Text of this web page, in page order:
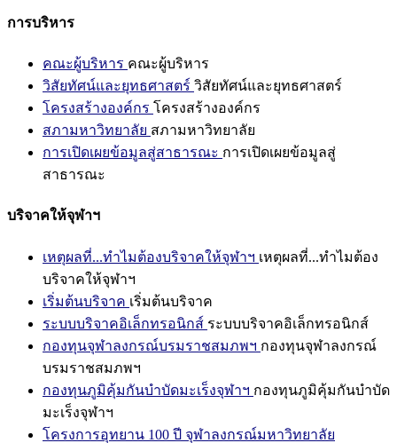
การบริหาร
คณะผู้บริหาร คณะผู้บริหาร
วิสัยทัศน์และยุทธศาสตร์ วิสัยทัศน์และยุทธศาสตร์
โครงสร้างองค์กร โครงสร้างองค์กร
สภามหาวิทยาลัย สภามหาวิทยาลัย
การเปิดเผยข้อมูลสู่สาธารณะ การเปิดเผยข้อมูลสู่
สาธารณะ
บริจาคให้จุฬาฯ
เหตุผลที่...ทำไมต้องบริจาคให้จุฬาฯ เหตุผลที่...ทำไมต้อง
บริจาคให้จุฬาฯ
เริ่มต้นบริจาค เริ่มต้นบริจาค
ระบบบริจาคอิเล็กทรอนิกส์ ระบบบริจาคอิเล็กทรอนิกส์
กองทุนจุฬาลงกรณ์บรมราชสมภพฯ กองทุนจุฬาลงกรณ์
บรมราชสมภพฯ
กองทุนภูมิคุ้มกันบำบัดมะเร็งจุฬาฯ กองทุนภูมิคุ้มกันบำบัด
มะเร็งจุฬาฯ
โครงการอุทยาน 100 ปี จุฬาลงกรณ์มหาวิทยาลัย